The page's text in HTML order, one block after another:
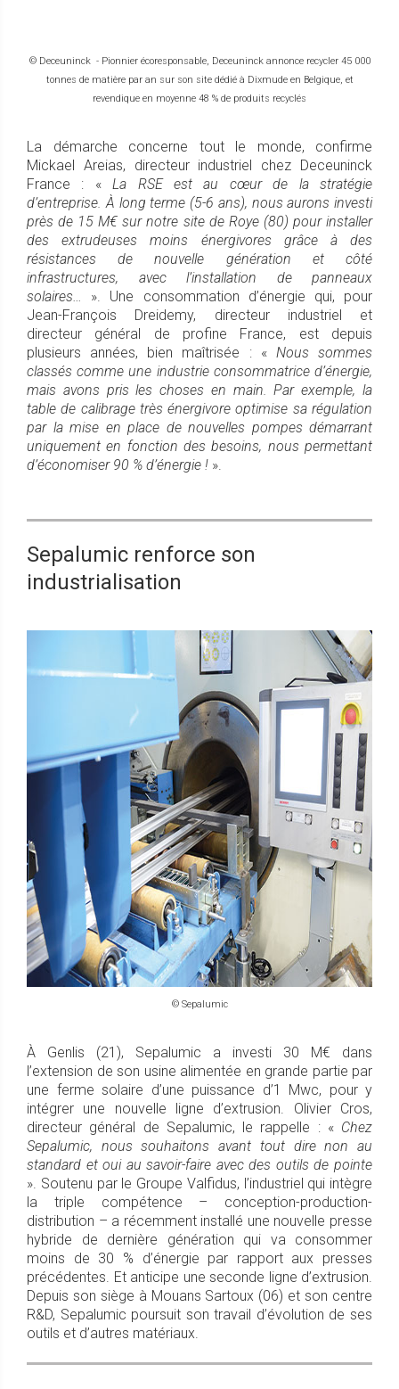
© Deceuninck - Pionnier écoresponsable, Deceuninck annonce recycler 45 000
tonnes de matière par an sur son site dédié à Dixmude en Belgique, et
revendique en moyenne 48 % de produits recyclés
La démarche concerne tout le monde, confirme
Mickael Areias, directeur industriel chez Deceuninck
France : «La RSE est au cœur de la stratégie
d’entreprise. À long terme (5-6 ans), nous aurons investi
près de 15 M€ sur notre site de Roye (80) pour installer
des extrudeuses moins énergivores grâce à des
résistances de nouvelle génération et côté
infrastructures, avec l’installation de panneaux
solaires…
». Une consommation d’énergie qui, pour
Jean-François Dreidemy, directeur industriel et
directeur général de profine France, est depuis
plusieurs années, bien maîtrisée : « Nous sommes
classés comme une industrie consommatrice d’énergie,
mais avons pris les choses en main. Par exemple, la
table de calibrage très énergivore optimise sa régulation
par la mise en place de nouvelles pompes démarrant
uniquement en fonction des besoins, nous permettant
d’économiser 90 % d’énergie ! ».
Sepalumic renforce son
industrialisation
© Sepalumic
À Genlis (21), Sepalumic a investi 30 M€ dans
l’extension de son usine alimentée en grande partie par
une ferme solaire d’une puissance d’1 Mwc, pour y
intégrer une nouvelle ligne d’extrusion. Olivier Cros,
directeur général de Sepalumic, le rappelle : « Chez
Sepalumic, nous souhaitons avant tout dire non au
standard et oui au savoir-faire avec des outils de pointe
». Soutenu par le Groupe Valfidus, l’industriel qui intègre
la triple compétence – conception-production-
distribution – a récemment installé une nouvelle presse
hybride de dernière génération qui va consommer
moins de 30 % d’énergie par rapport aux presses
précédentes. Et anticipe une seconde ligne d’extrusion.
Depuis son siège à Mouans Sartoux (06) et son centre
R&D, Sepalumic poursuit son travail d’évolution de ses
outils et d’autres matériaux.